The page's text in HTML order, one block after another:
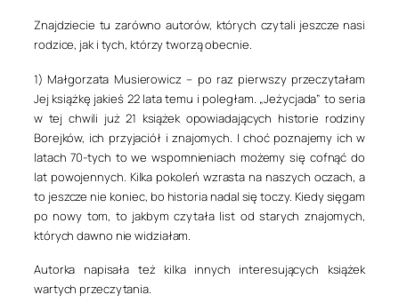
Znajdziecie tu zarówno autorów, których czytali jeszcze nasi
rodzice, jak i tych, którzy tworzą obecnie.
1) Małgorzata Musierowicz– po raz pierwszy przeczytałam
Jej książkę jakieś 22 lata temu i poległam. „Jeżycjada” to seria
w tej chwili już 21 książek opowiadających historie rodziny
Borejków, ich przyjaciół i znajomych. I choć poznajemy ich w
latach 70-tych to we wspomnieniach możemy się cofnąć do
lat powojennych. Kilka pokoleń wzrasta na naszych oczach, a
to jeszcze nie koniec, bo historia nadal się toczy. Kiedy sięgam
po nowy tom, to jakbym czytała list od starych znajomych,
których dawno nie widziałam.
Autorka napisała też kilka innych interesujących książek
wartych przeczytania.